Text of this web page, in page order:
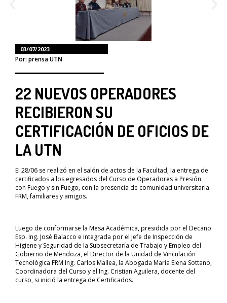
03/07/2023
Por: prensa UTN
22 NUEVOS OPERADORES
RECIBIERON SU
CERTIFICACIÓN DE OFICIOS DE
LA UTN
El 28/06 se realizó en el salón de actos de la Facultad, la entrega de
certificados a los egresados del Curso de Operadores a Presión
con Fuego y sin Fuego, con la presencia de comunidad universitaria
FRM, familiares y amigos.
Luego de conformarse la Mesa Académica, presidida por el Decano
Esp. Ing. José Balacco e integrada por el Jefe de Inspección de
Higiene y Seguridad de la Subsecretaría de Trabajo y Empleo del
Gobierno de Mendoza, el Director de la Unidad de Vinculación
Tecnológica FRM Ing. Carlos Mallea, la Abogada María Elena Sottano,
Coordinadora del Curso y el Ing. Cristian Aguilera, docente del
curso, si inició la entrega de Certificados.